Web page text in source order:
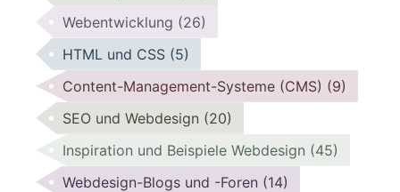
Webentwicklung (26)
HTML und CSS (5)
Content-Management-Systeme (CMS) (9)
SEO und Webdesign (20)
Inspiration und Beispiele Webdesign (45)
Webdesign-Blogs und -Foren (14)